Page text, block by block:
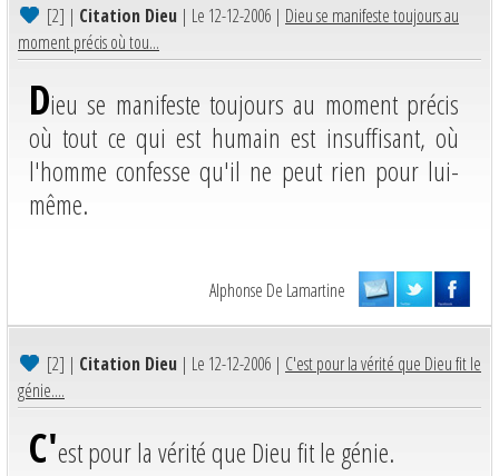
[2] | Citation Dieu | Le 12-12-2006 | Dieu se manifeste toujours au
moment précis où tou...
Dieu se manifeste toujours au moment précis
où tout ce qui est humain est insuffisant, où
l'homme confesse qu'il ne peut rien pour lui-
même.
Alphonse De Lamartine
[2] | Citation Dieu | Le 12-12-2006 | C'est pour la vérité que Dieu fit le
génie....
C'est pour la vérité que Dieu fit le génie.